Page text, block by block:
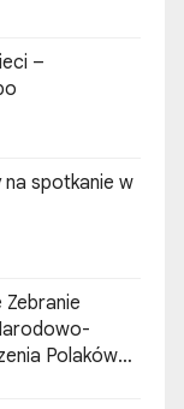
–
na spotkanie w